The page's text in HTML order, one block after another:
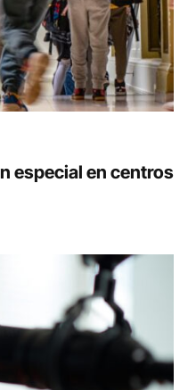
especial en centros